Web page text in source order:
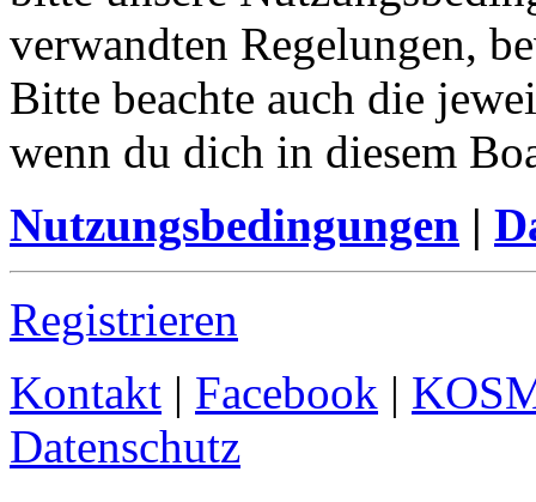
verwandten Regelungen,
Bitte beachte auch die
wenn du dich in diesem
Nutzungsbedingungen |
Registrieren
Kontakt | Facebook |
Datenschutz